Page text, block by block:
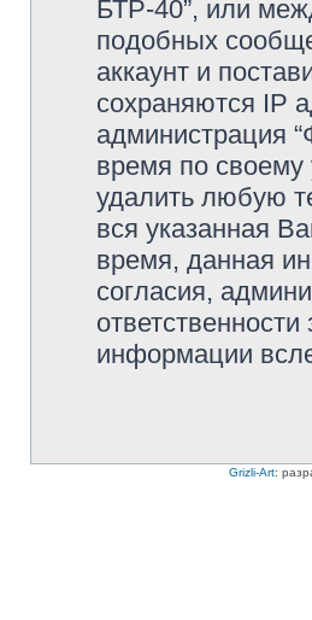
БТР-40”, или
подобных
аккаунт и
сохраняются IP
администрация
время по своему
удалить любую
вся указанная
время, данная
согласия,
информации
Grizli-Art: